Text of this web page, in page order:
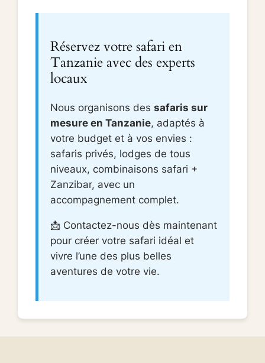
Réservez votre safari en
Tanzanie avec des experts
locaux
Nous organisons des safaris sur
mesure en Tanzanie, adaptés à
votre budget et à vos envies :
safaris privés, lodges de tous
niveaux, combinaisons safari +
Zanzibar, avec un
accompagnement complet.
📩 Contactez-nous dès maintenant
pour créer votre safari idéal et
vivre l’une des plus belles
aventures de votre vie.